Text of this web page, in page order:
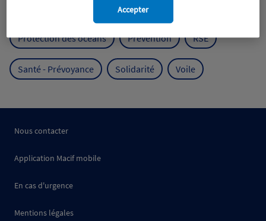
Protection de l'environnement
Protection des océans Prévention RSE
Santé - Prévoyance Solidarité Voile
Nous contacter
Application Macif mobile
En cas d'urgence
Mentions légales
Accepter